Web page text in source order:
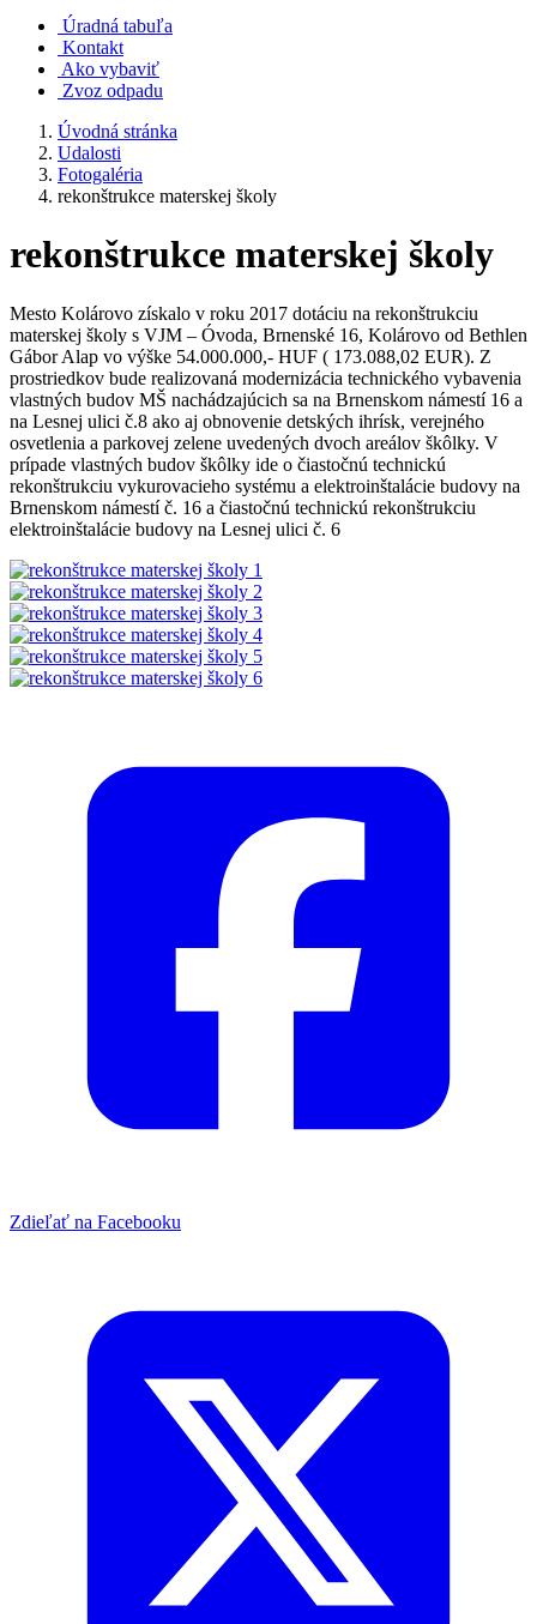
Úradná tabuľa
Kontakt
Ako vybaviť
Zvoz odpadu
Úvodná stránka
Udalosti
Fotogaléria
rekonštrukce materskej školy
rekonštrukce materskej školy
Mesto Kolárovo získalo v roku 2017 dotáciu na rekonštrukciu
materskej školy s VJM – Óvoda, Brnenské 16, Kolárovo od Bethlen
Gábor Alap vo výške 54.000.000,- HUF ( 173.088,02 EUR). Z
prostriedkov bude realizovaná modernizácia technického vybavenia
vlastných budov MŠ nachádzajúcich sa na Brnenskom námestí 16 a
na Lesnej ulici č.8 ako aj obnovenie detských ihrísk, verejného
osvetlenia a parkovej zelene uvedených dvoch areálov škôlky. V
prípade vlastných budov škôlky ide o čiastočnú technickú
rekonštrukciu vykurovacieho systému a elektroinštalácie budovy na
Brnenskom námestí č. 16 a čiastočnú technickú rekonštrukciu
elektroinštalácie budovy na Lesnej ulici č. 6
Zdieľať na Facebooku